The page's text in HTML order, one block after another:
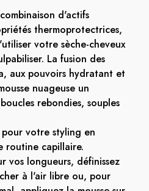
d'actifs
thermoprotectrices,
votre sèche-cheveux
La fusion des
aux pouvoirs hydratant et
nuageuse un
rebondies, souples
votre styling en
routine capillaire.
vos longueurs, définissez
à l'air libre ou, pour